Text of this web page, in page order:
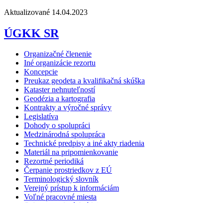
Aktualizované 14.04.2023
ÚGKK SR
Organizačné členenie
Iné organizácie rezortu
Koncepcie
Preukaz geodeta a kvalifikačná skúška
Kataster nehnuteľností
Geodézia a kartografia
Kontrakty a výročné správy
Legislatíva
Dohody o spolupráci
Medzinárodná spolupráca
Technické predpisy a iné akty riadenia
Materiál na pripomienkovanie
Rezortné periodiká
Čerpanie prostriedkov z EÚ
Terminologický slovník
Verejný prístup k informáciám
Voľné pracovné miesta